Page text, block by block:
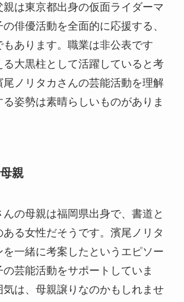
は東京都出身の仮面ライダーマ
俳優活動を全面的に応援する、
あります。職業は非公表です
る大黒柱として活躍していると考
尾ノリタカさんの芸能活動を理解
る姿勢は素晴らしいものがありま
親
の母親は福岡県出身で、書道と
る女性だそうです。濱尾ノリタ
を一緒に考案したというエピソー
の芸能活動をサポートしていま
は、母親譲りなのかもしれませ